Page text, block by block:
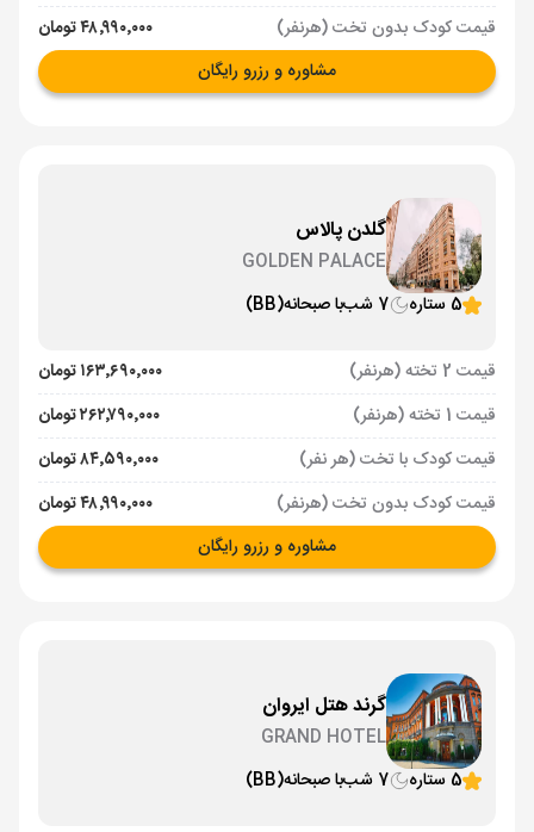
قیمت کودک بدون تخت (هرنفر)
۴۸٬۹۹۰٬۰۰۰ تومان
مشاوره و رزرو رایگان
گلدن پالاس
GOLDEN PALACE
5 ستاره
7 شب با صبحانه(BB)
قیمت 2 تخته (هرنفر)
۱۶۳٬۶۹۰٬۰۰۰ تومان
قیمت 1 تخته (هرنفر)
۲۶۲٬۷۹۰٬۰۰۰ تومان
قیمت کودک با تخت (هر نفر)
۸۴٬۵۹۰٬۰۰۰ تومان
قیمت کودک بدون تخت (هرنفر)
۴۸٬۹۹۰٬۰۰۰ تومان
مشاوره و رزرو رایگان
گرند هتل ایروان
GRAND HOTEL
5 ستاره
7 شب با صبحانه(BB)